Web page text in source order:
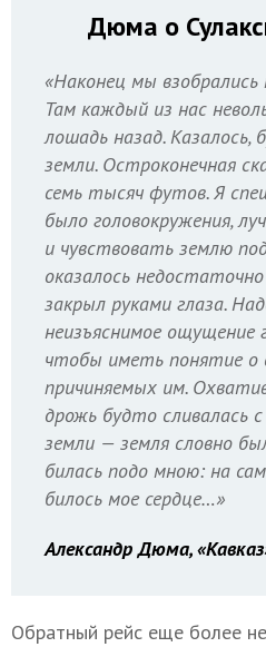
Дюма о
«Наконец мы взобрались
Там каждый из нас
лошадь назад.
земли. Остроконечная
семь тысяч футов. Я
было головокружения,
и чувствовать землю
оказалось
закрыл руками глаза.
неизъяснимое ощущение
чтобы иметь понятие о
причиняемых им.
дрожь будто сливалась
земли — земля словно
билась подо мною: на
билось мое сердце…»
Александр Дюма,
Обратный рейс еще более